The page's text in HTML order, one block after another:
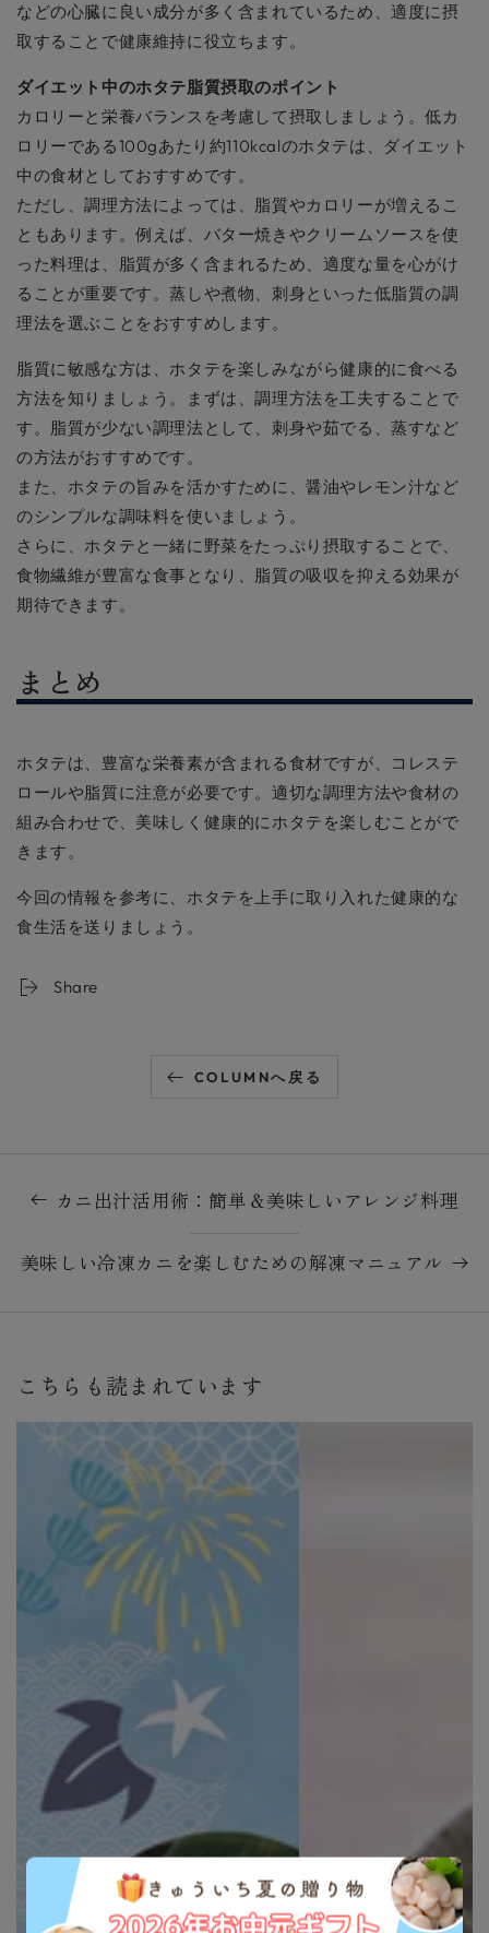
などの心臓に良い成分が多く含まれているため、適度に摂
取することで健康維持に役立ちます。
ダイエット中のホタテ脂質摂取のポイント
カロリーと栄養バランスを考慮して摂取しましょう。低カ
ロリーである100gあたり約110kcalのホタテは、ダイエット
中の食材としておすすめです。
ただし、調理方法によっては、脂質やカロリーが増えるこ
ともあります。例えば、バター焼きやクリームソースを使
った料理は、脂質が多く含まれるため、適度な量を心がけ
ることが重要です。蒸しや煮物、刺身といった低脂質の調
理法を選ぶことをおすすめします。
脂質に敏感な方は、ホタテを楽しみながら健康的に食べる
方法を知りましょう。まずは、調理方法を工夫することで
す。脂質が少ない調理法として、刺身や茹でる、蒸すなど
の方法がおすすめです。
また、ホタテの旨みを活かすために、醤油やレモン汁など
のシンプルな調味料を使いましょう。
さらに、ホタテと一緒に野菜をたっぷり摂取することで、
食物繊維が豊富な食事となり、脂質の吸収を抑える効果が
期待できます。
まとめ
ホタテは、豊富な栄養素が含まれる食材ですが、コレステ
ロールや脂質に注意が必要です。適切な調理方法や食材の
組み合わせで、美味しく健康的にホタテを楽しむことがで
きます。
今回の情報を参考に、ホタテを上手に取り入れた健康的な
食生活を送りましょう。
Share
COLUMNへ戻る
カニ出汁活用術：簡単＆美味しいアレンジ料理
美味しい冷凍カニを楽しむための解凍マニュアル
こちらも読まれています